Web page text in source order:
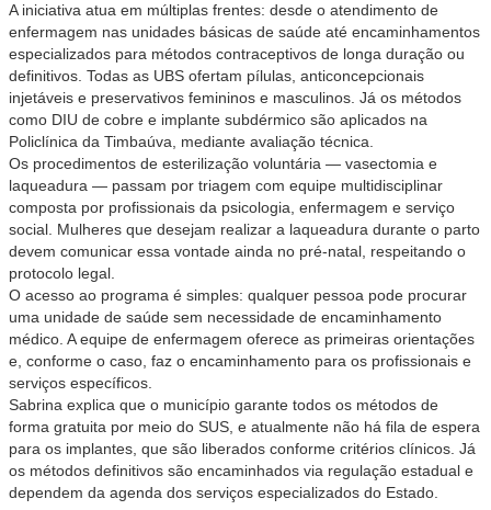
A iniciativa atua em múltiplas frentes: desde o atendimento de
enfermagem nas unidades básicas de saúde até encaminhamentos
especializados para métodos contraceptivos de longa duração ou
definitivos. Todas as UBS ofertam pílulas, anticoncepcionais
injetáveis e preservativos femininos e masculinos. Já os métodos
como DIU de cobre e implante subdérmico são aplicados na
Policlínica da Timbaúva, mediante avaliação técnica.
Os procedimentos de esterilização voluntária — vasectomia e
laqueadura — passam por triagem com equipe multidisciplinar
composta por profissionais da psicologia, enfermagem e serviço
social. Mulheres que desejam realizar a laqueadura durante o parto
devem comunicar essa vontade ainda no pré-natal, respeitando o
protocolo legal.
O acesso ao programa é simples: qualquer pessoa pode procurar
uma unidade de saúde sem necessidade de encaminhamento
médico. A equipe de enfermagem oferece as primeiras orientações
e, conforme o caso, faz o encaminhamento para os profissionais e
serviços específicos.
Sabrina explica que o município garante todos os métodos de
forma gratuita por meio do SUS, e atualmente não há fila de espera
para os implantes, que são liberados conforme critérios clínicos. Já
os métodos definitivos são encaminhados via regulação estadual e
dependem da agenda dos serviços especializados do Estado.